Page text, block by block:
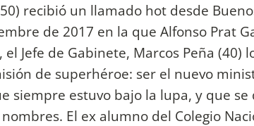
recibió un llamado hot desde
de 2017 en la que Alfonso Prat
el Jefe de Gabinete, Marcos Peña (40)
de superhéroe: ser el nuevo
siempre estuvo bajo la lupa, y que se
El ex alumno del Colegio